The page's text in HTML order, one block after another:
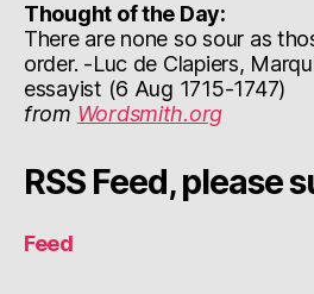
Thought of the Day:
There are none so sour as
order. -Luc de Clapiers,
essayist (6 Aug 1715-1747)
from Wordsmith.org
RSS Feed, please
Feed